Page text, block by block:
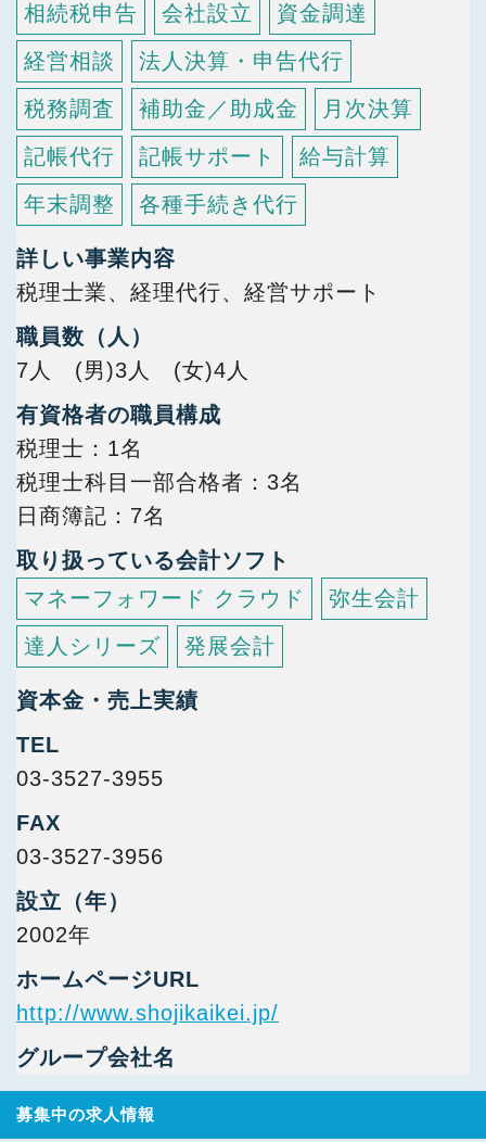
相続税申告
会社設立
資金調達
経営相談
法人決算・申告代行
税務調査
補助金／助成金
月次決算
記帳代行
記帳サポート
給与計算
年末調整
各種手続き代行
詳しい事業内容
税理士業、経理代行、経営サポート
職員数（人）
7人 (男)3人 (女)4人
有資格者の職員構成
税理士
1名
税理士科目一部合格者
3名
日商簿記
7名
取り扱っている会計ソフト
マネーフォワード クラウド
弥生会計
達人シリーズ
発展会計
資本金・売上実績
TEL
03-3527-3955
FAX
03-3527-3956
設立（年）
2002年
ホームページURL
http://www.shojikaikei.jp/
グループ会社名
募集中の求人情報